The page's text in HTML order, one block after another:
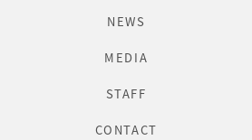
NEWS
MEDIA
STAFF
CONTACT